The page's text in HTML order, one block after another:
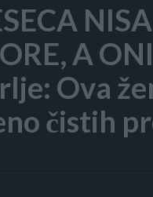
A
Ova
čistih